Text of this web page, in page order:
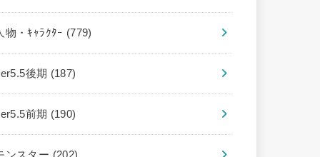
物・ｷｬﾗｸﾀｰ (779)
後期 (187)
前期 (190)
ンスター (202)